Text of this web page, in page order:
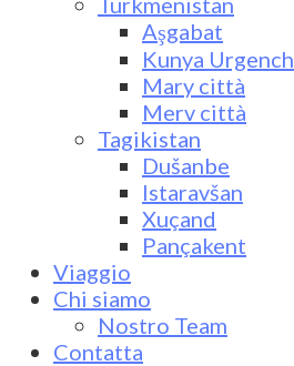
Aşgabat
Kunya Urgench
Mary città
Merv città
Tagikistan
Dušanbe
Istaravšan
Xuçand
Pançakent
Viaggio
Chi siamo
Nostro Team
Contatta